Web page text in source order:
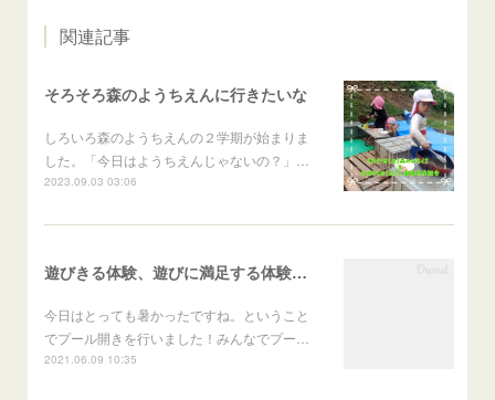
関連記事
そろそろ森のようちえんに行きたいな
しろいろ森のようちえんの２学期が始まりま
した。「今日はようちえんじゃないの？」…
2023.09.03 03:06
遊びきる体験、遊びに満足する体験がたくさんある森のようちえん
今日はとっても暑かったですね。ということ
でプール開きを行いました！みんなでプー…
2021.06.09 10:35